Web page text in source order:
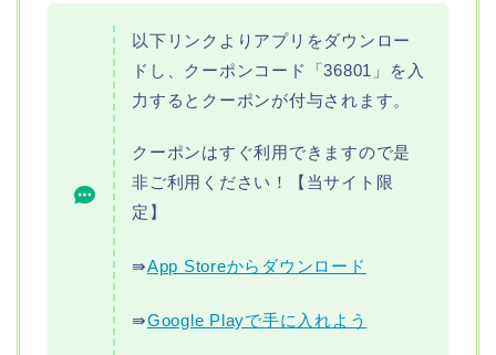
以下リンクよりアプリをダウンロー
ドし、クーポンコード「36801」を入
力するとクーポンが付与されます。
クーポンはすぐ利用できますので是
非ご利用ください！【当サイト限
定】
⇛App Storeからダウンロード
⇛Google Playで手に入れよう